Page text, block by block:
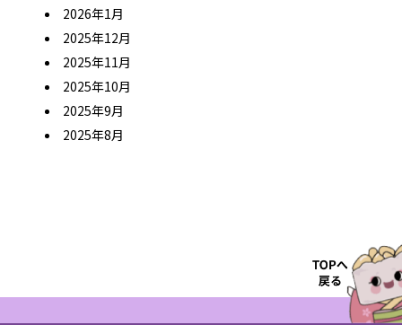
2026年1月
2025年12月
2025年11月
2025年10月
2025年9月
2025年8月